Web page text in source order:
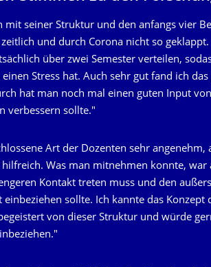
mit seiner Struktur und den anfangs vier
und durch Corona nicht so
über zwei Semester verteilen,
einen Stress hat. Auch sehr gut fand ich
hat man noch mal einen guten Input
verbessern sollte."
Art der Dozenten sehr angenehm,
Was man mitnehmen konnte, war
Kontakt treten muss und den
sollte. Ich kannte das Konzept
von dieser Struktur und würde